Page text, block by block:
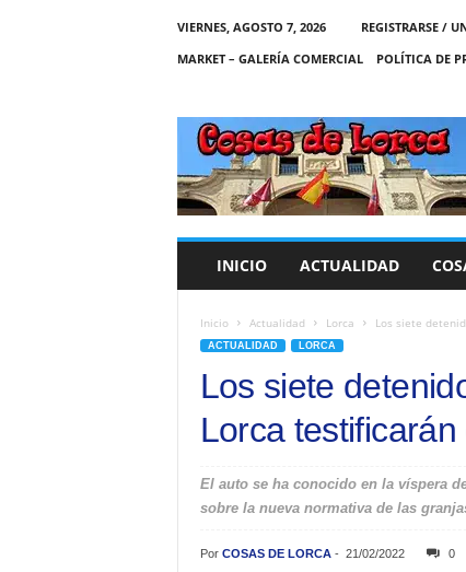
VIERNES, AGOSTO 7, 2026
REGISTRARSE /
MARKET – GALERÍA COMERCIAL
POLÍTICA DE
C
A
S
INICIO ACTUALIDAD
Inicio Actualidad Lorca Los siete
ACTUALIDAD LORCA
Los siete
Lorca
El auto se ha conocido en la víspera
sobre la nueva normativa de las
Por COSAS DE LORCA- 21/02/2022 0